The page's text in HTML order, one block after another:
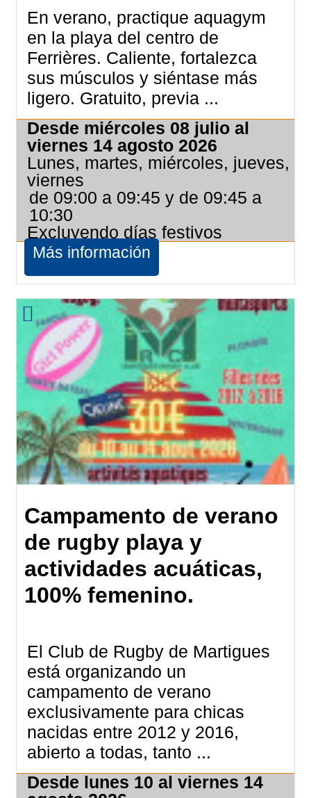
En verano, practique aquagym
en la playa del centro de
Ferrières. Caliente, fortalezca
sus músculos y siéntase más
ligero. Gratuito, previa ...
Desde miércoles 08 julio al
viernes 14 agosto 2026
Lunes, martes, miércoles, jueves,
viernes
de 09:00 a 09:45 y de 09:45 a
10:30
Excluyendo días festivos
Más información
Campamento de verano
de rugby playa y
actividades acuáticas,
100% femenino.
El Club de Rugby de Martigues
está organizando un
campamento de verano
exclusivamente para chicas
nacidas entre 2012 y 2016,
abierto a todas, tanto ...
Desde lunes 10 al viernes 14